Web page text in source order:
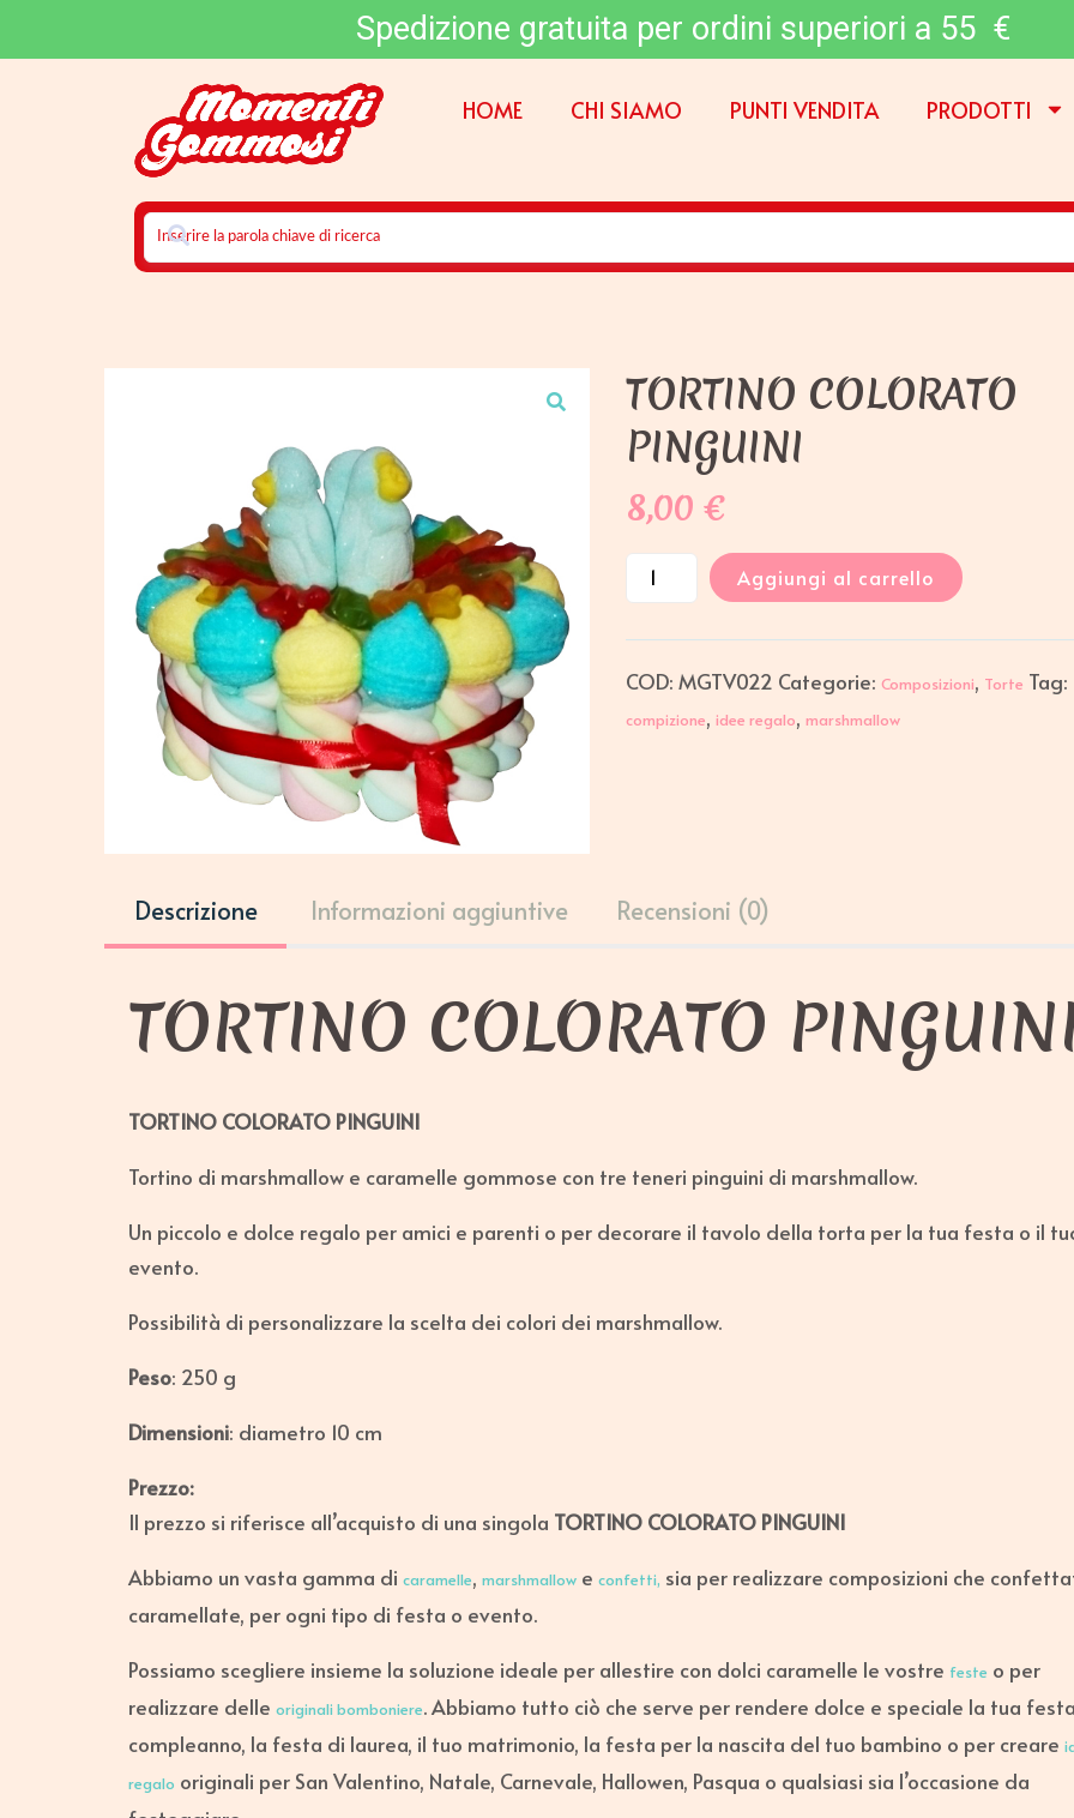
Spedizione gratuita per ordini superiori a 55 €
HOME CHI SIAMO PUNTI VENDITA PRODOTTI
TORTINO COLORATO
PINGUINI
8,00€
Aggiungi al carrello
COD: MGTV022 Categorie: Composizioni, Torte Tag:
compizione, idee regalo, marshmallow
Descrizione Informazioni aggiuntive Recensioni (0)
TORTINO COLORATO
TORTINO COLORATO PINGUINI
Tortino di marshmallow e caramelle gommose con tre teneri pinguini di marshmallow.
Un piccolo e dolce regalo per amici e parenti o per decorare il tavolo della torta per la tua festa o il
evento.
Possibilità di personalizzare la scelta dei colori dei marshmallow.
Peso: 250 g
Dimensioni: diametro 10 cm
Prezzo:
Il prezzo si riferisce all’acquisto di una singola TORTINO COLORATO PINGUINI
Abbiamo un vasta gamma di caramelle, marshmallow e confetti, sia per realizzare composizioni che
caramellate, per ogni tipo di festa o evento.
Possiamo scegliere insieme la soluzione ideale per allestire con dolci caramelle le vostre feste o per
realizzare delle originali bomboniere. Abbiamo tutto ciò che serve per rendere dolce e speciale la tua
compleanno, la festa di laurea, il tuo matrimonio, la festa per la nascita del tuo bambino o per creare
regalo originali per San Valentino, Natale, Carnevale, Hallowen, Pasqua o qualsiasi sia l’occasione da